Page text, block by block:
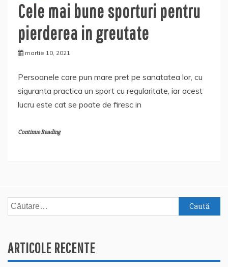
Cele mai bune sporturi pentru
pierderea in greutate
martie 10, 2021
Persoanele care pun mare pret pe sanatatea lor, cu
siguranta practica un sport cu regularitate, iar acest
lucru este cat se poate de firesc in
Continue Reading
Caută
după:
ARTICOLE RECENTE